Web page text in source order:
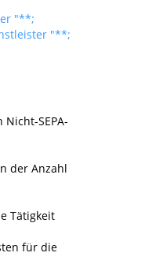
"**;
"**;
SEPA-
der Anzahl
Tätigkeit
für die